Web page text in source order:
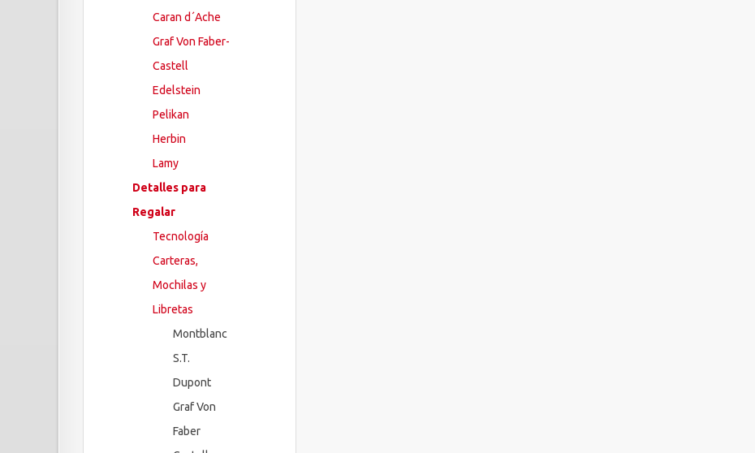
Caran d´Ache
Graf Von Faber-
Castell
Edelstein
Pelikan
Herbin
Lamy
Detalles para
Regalar
Tecnología
Carteras,
Mochilas y
Libretas
Montblanc
S.T.
Dupont
Graf Von
Faber